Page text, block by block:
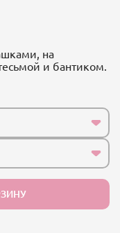
на
и бантиком.